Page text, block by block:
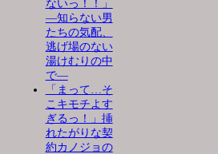
ないっ！！」
―知らない男
たちの気配、
逃げ場のない
湯けむりの中
で―
「まって…そ
こキモチよす
ぎるっ！」挿
れたがりな契
約カノジョの